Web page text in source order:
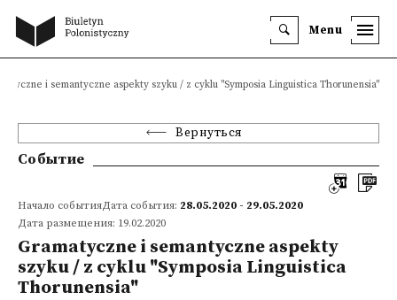
Menu
i semantyczne aspekty szyku / z cyklu "Symposia Linguistica Thorunensia"
Вернуться
Событие
Начало событияДата события: 28.05.2020 - 29.05.2020
Дата размещения: 19.02.2020
Gramatyczne i semantyczne aspekty
szyku / z cyklu "Symposia Linguistica
Thorunensia"